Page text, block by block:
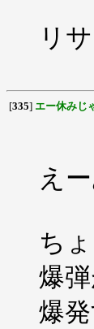
リサ
[335] エー休みじ
え
ち
爆
爆